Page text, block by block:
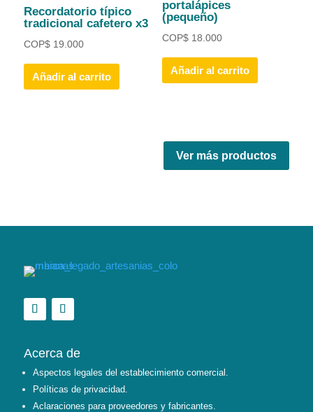
Recordatorio típico
tradicional cafetero x3
COP$19.000
Añadir al carrito
portalápices
(pequeño)
COP$18.000
Añadir al carrito
Ver más productos
Acerca de
Aspectos legales del establecimiento comercial.
Políticas de privacidad.
Aclaraciones para proveedores y fabricantes.